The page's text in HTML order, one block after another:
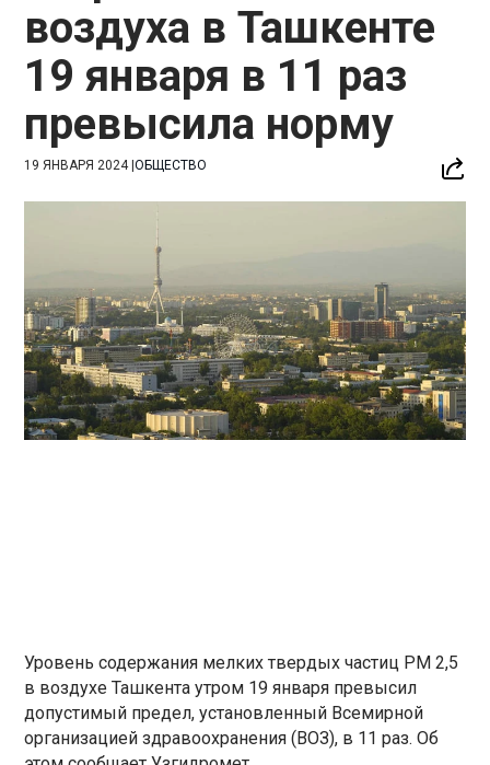
воздуха в Ташкенте
19 января в 11 раз
превысила норму
19 ЯНВАРЯ 2024|ОБЩЕСТВО
Уровень содержания мелких твердых частиц РМ 2,5
в воздухе Ташкента утром 19 января превысил
допустимый предел, установленный Всемирной
организацией здравоохранения (ВОЗ), в 11 раз. Об